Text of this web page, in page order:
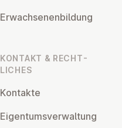
Er­wach­sen­en­bildung
KONTAKT & RECHT­
LICHES
Kontakte
Ei­gentums­ver­wal­tung